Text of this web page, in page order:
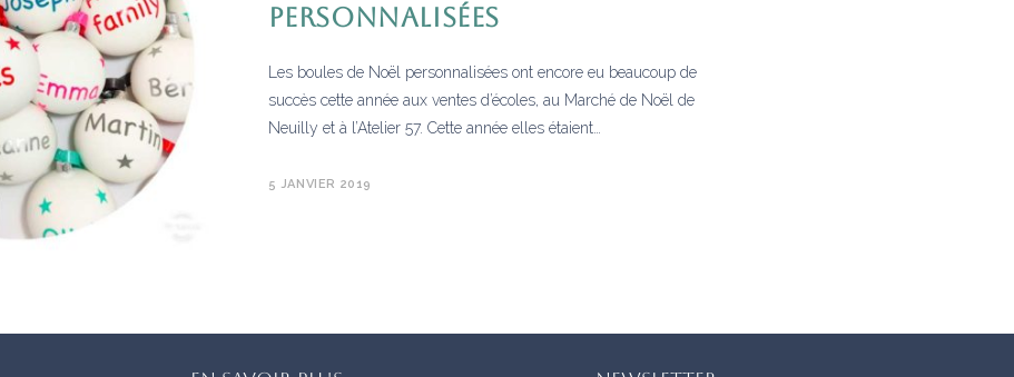
personnalisées
Les boules de Noël personnalisées ont encore eu beaucoup de
succès cette année aux ventes d’écoles, au Marché de Noël de
Neuilly et à l’Atelier 57. Cette année elles étaient…
5 JANVIER 2019